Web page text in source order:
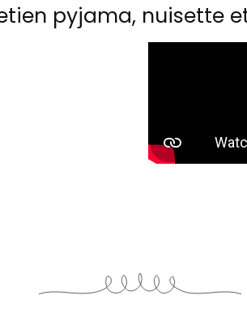
pyjama, nuisette